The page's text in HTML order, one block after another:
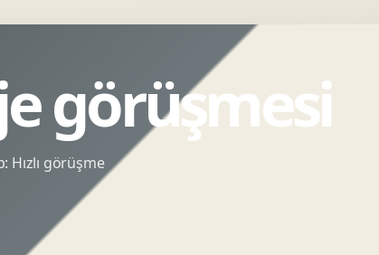
görüşmesi
Hızlı görüşme